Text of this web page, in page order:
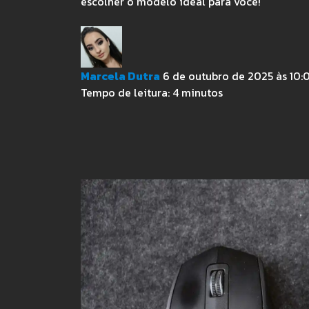
Marcela Dutra 6 de outubro de 2025 às
Tempo de leitura: 4 minutos